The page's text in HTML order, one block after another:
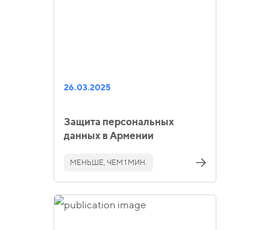
26.03.2025
Защита персональных
данных в Армении
МЕНЬШЕ, ЧЕМ 1 МИН.